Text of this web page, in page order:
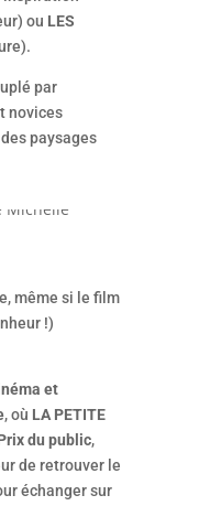
ou LES
par
novices
paysages
même si le film
!)
et
, où LA PETITE
du public,
de retrouver le
échanger sur